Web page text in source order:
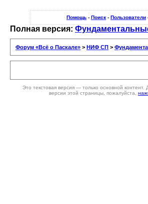
Помощь - Поиск - Пользователи
Полная версия:
Форум «Всё о Паскале» > НИФ СП >
Это текстовая версия — только основной контент.
версии этой страницы, пожалуйста,